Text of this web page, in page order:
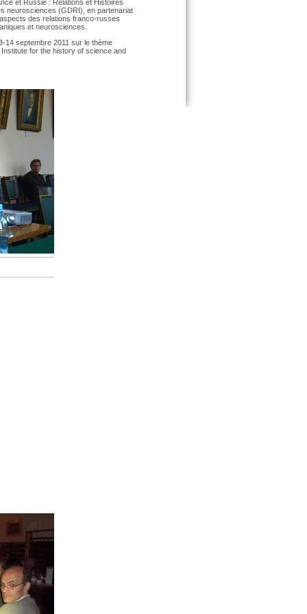
et Russie : Relations et Histoires
neurosciences (GDRI), en partenariat
des relations franco-russes
et neurosciences.
14 septembre 2011 sur le thème
for the history of science and